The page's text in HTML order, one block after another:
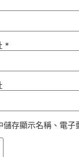
*
儲存顯示名稱、電子